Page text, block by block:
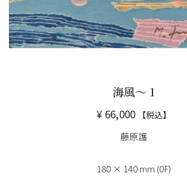
海風～ 1
¥ 66,000 【税込】
藤原護
180 × 140 mm (0F)